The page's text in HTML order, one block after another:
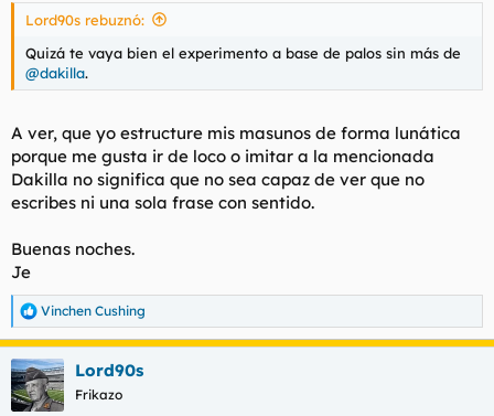
Lord90s rebuznó:
Quizá te vaya bien el experimento a base de palos sin más de
@dakilla.
A ver, que yo estructure mis masunos de forma lunática
porque me gusta ir de loco o imitar a la mencionada
Dakilla no significa que no sea capaz de ver que no
escribes ni una sola frase con sentido.
Buenas noches.
Je
R
e
a
c
c
i
Vinchen Cushing
Lord90s
Frikazo